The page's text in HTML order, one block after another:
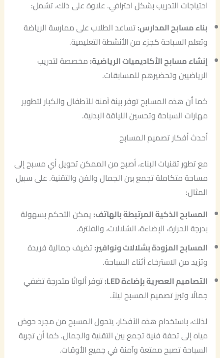
احتياجات التدريب بشكل احترافي. علاوة على ذلك، تشمل:
بناء مسابح المدارس:تساعد الطلاب على ممارسة الرياضة
وتعلم السباحة كجزء من الأنشطة التعليمية.
إنشاء مسابح الأكاديميات الرياضية: مخصصة لتدريب
الرياضيين وتحضيرهم للمسابقات.
كما أن هذه المسابح توفر بيئة آمنة للأطفال والكبار لتطوير
مهارات السباحة وتحسين اللياقة البدنية.
أحدث أفكار تصميم المسابح
مع تطور تقنيات البناء، أصبح من الممكن تحويل أي مسبح إلى
مساحة متكاملة تجمع بين الجمال والفن والتقنية. على سبيل
المثال:
المسابح الذكية المرتبطة بالهاتف:يمكن التحكم بسهولة
بدرجة الحرارة، الإضاءة، الشلالات، والفلترة.
المسابح المزودة بشلالات ونوافير:تضيف جمالية فريدة
وتزيد من الاسترخاء أثناء السباحة.
التصاميم العصرية بإضاءة LED:
توفر ألوانًا متدرجة تضفي
جمالًا وتبرز تصميم المسبح ليلاً.
لذلك، باستخدام هذه الأفكار، يتحول المسبح من مجرد حوض
مياه إلى تحفة فنية تجمع بين التقنية والجمال. كما أن تجربة
السباحة تصبح ممتعة وآمنة في جميع الأوقات.